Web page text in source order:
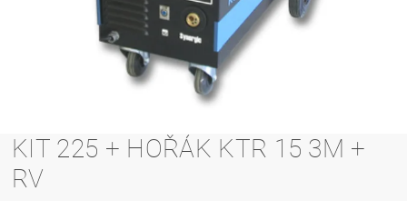
KIT 225 + HOŘÁK KTR 15 3M +
RV